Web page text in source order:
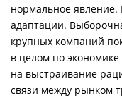
нормальное явление.
адаптации.
крупных компаний
в целом по
на выстраивание
связи между рынком